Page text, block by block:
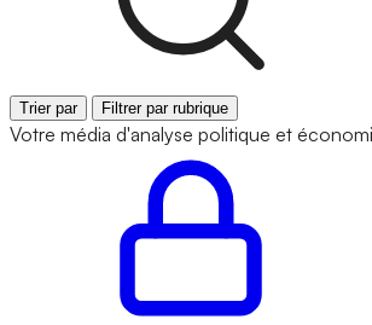
Trier par Filtrer par rubrique
Votre média d'analyse politique et